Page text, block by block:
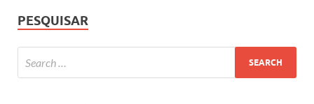
PESQUISAR